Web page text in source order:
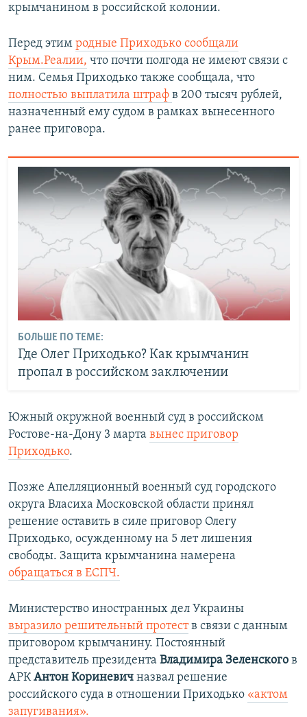
крымчанином в российской колонии.
Перед этим родные Приходько сообщали
Крым.Реалии, что почти полгода не имеют связи с
ним. Семья Приходько также сообщала, что
полностью выплатила штраф в 200 тысяч рублей,
назначенный ему судом в рамках вынесенного
ранее приговора.
БОЛЬШЕ ПО ТЕМЕ:
Где Олег Приходько? Как крымчанин
пропал в российском заключении
Южный окружной военный суд в российском
Ростове-на-Дону 3 марта вынес приговор
Приходько.
Позже Апелляционный военный суд городского
округа Власиха Московской области принял
решение оставить в силе приговор Олегу
Приходько, осужденному на 5 лет лишения
свободы. Защита крымчанина намерена
обращаться в ЕСПЧ.
Министерство иностранных дел Украины
выразило решительный протеств связи с данным
приговором крымчанину. Постоянный
представитель президента Владимира Зеленского в
АРКАнтон Кориневич назвал решение
российского суда в отношении Приходько «актом
запугивания».